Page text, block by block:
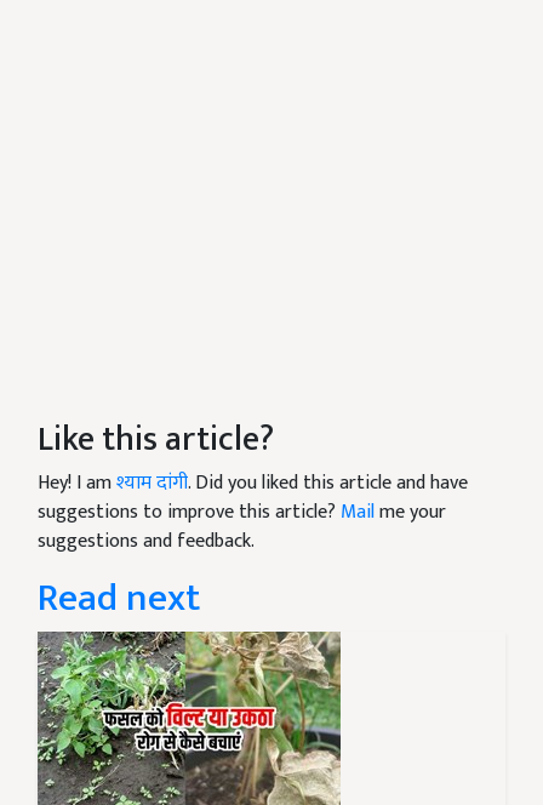
Like this article?
Hey! I amश्याम दांगी. Did you liked this article and have
suggestions to improve this article? Mailme your
suggestions and feedback.
Read next